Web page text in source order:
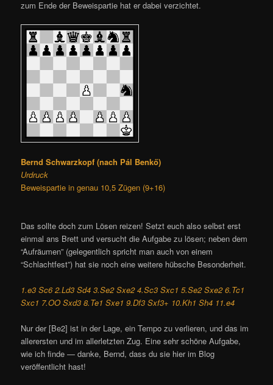
zum Ende der Beweispartie hat er dabei verzichtet.
Bernd Schwarzkopf (nach Pál Benkő)
Urdruck
Beweispartie in genau 10,5 Zügen (9+16)
Das sollte doch zum Lösen reizen! Setzt euch also selbst erst
einmal ans Brett und versucht die Aufgabe zu lösen; neben dem
“Aufräumen” (gelegentlich spricht man auch von einem
“Schlachtfest”) hat sie noch eine weitere hübsche Besonderheit.
1.e3 Sc6 2.Ld3 Sd4 3.Se2 Sxe2 4.Sc3 Sxc1 5.Se2 Sxe2 6.Tc1
Sxc1 7.OO Sxd3 8.Te1 Sxe1 9.Df3 Sxf3+ 10.Kh1 Sh4 11.e4
Nur der [Be2] ist in der Lage, ein Tempo zu verlieren, und das im
allerersten und im allerletzten Zug. Eine sehr schöne Aufgabe,
wie ich finde — danke, Bernd, dass du sie hier im Blog
veröffentlicht hast!